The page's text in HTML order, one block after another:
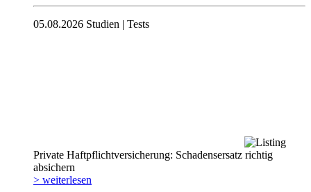
05.08.2026 Studien | Tests
Private Haftpflicht­versicherung: Schadensersatz richtig
absichern
> weiterlesen